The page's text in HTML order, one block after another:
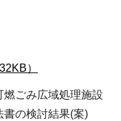
）
ごみ広域処理施設
書の検討結果(案)